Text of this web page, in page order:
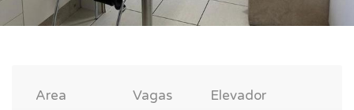
Area
Vagas
Elevador